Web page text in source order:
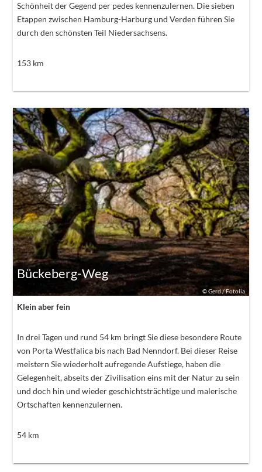
Schönheit der Gegend per pedes kennenzulernen. Die sieben
Etappen zwischen Hamburg-Harburg und Verden führen Sie
durch den schönsten Teil Niedersachsens.
153km
©Gerd / Fotolia
Bückeberg-Weg
Klein aber fein
In drei Tagen und rund 54 km bringt Sie diese besondere Route
von Porta Westfalica bis nach Bad Nenndorf. Bei dieser Reise
meistern Sie wiederholt aufregende Aufstiege, haben die
Gelegenheit, abseits der Zivilisation eins mit der Natur zu sein
und doch hin und wieder geschichtsträchtige und malerische
Ortschaften kennenzulernen.
54km